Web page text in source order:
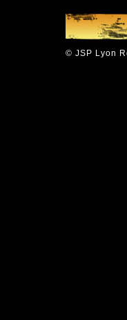
© JSP Lyon